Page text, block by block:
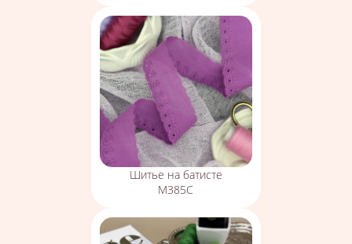
Шитье на батисте
М385С